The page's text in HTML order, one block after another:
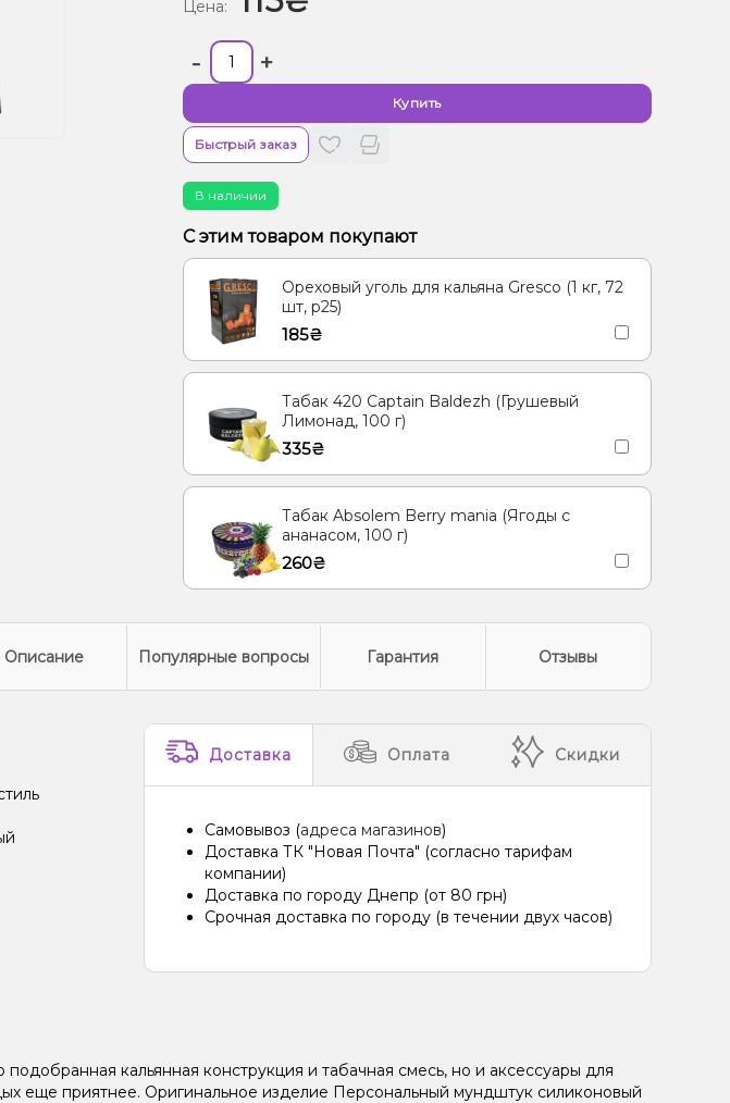
Цена:
- +
Купить
Быстрый заказ
В наличии
С этим товаром покупают
Ореховый уголь для кальяна Gresco (1 кг, 72
шт, р25)
185₴
Табак 420 Captain Baldezh (Грушевый
Лимонад, 100 г)
335₴
Табак Absolem Berry mania (Ягоды с
ананасом, 100 г)
260₴
Описание Популярные вопросы Гарантия Отзывы
Доставка Оплата Скидки
Самовывоз (адреса магазинов)
Доставка ТК "Новая Почта" (согласно тарифам
компании)
Доставка по городу Днепр (от 80 грн)
Срочная доставка по городу (в течении двух часов)
кальянная конструкция и табачная смесь, но и аксессуары для
еще приятнее. Оригинальное изделие Персональный мундштук силиконовый